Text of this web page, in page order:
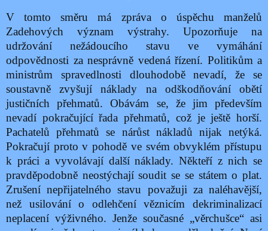
V tomto směru má zpráva o úspěchu manželů
Zadehových význam výstrahy. Upozorňuje na
udržování nežádoucího stavu ve vymáhání
odpovědnosti za nesprávně vedená řízení. Politikům a
ministrům spravedlnosti dlouhodobě nevadí, že se
soustavně zvyšují náklady na odškodňování obětí
justičních přehmatů. Obávám se, že jim především
nevadí pokračující řada přehmatů, což je ještě horší.
Pachatelů přehmatů se nárůst nákladů nijak netýká.
Pokračují proto v pohodě ve svém obvyklém přístupu
k práci a vyvolávají další náklady. Někteří z nich se
pravděpodobně neostýchají soudit se se státem o plat.
Zrušení nepřijatelného stavu považuji za naléhavější,
než usilování o odlehčení věznicím dekriminalizací
neplacení výživného. Jenže současné „věrchušce“ asi